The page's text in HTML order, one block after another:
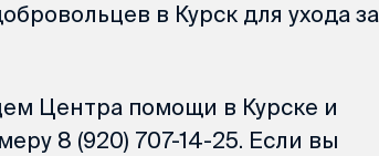
в Курск для ухода за
Центра помощи в Курске и
8 (920) 707-14-25. Если вы